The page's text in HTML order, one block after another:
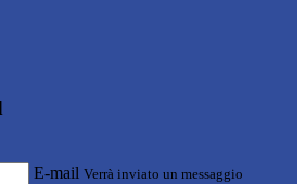
E-mail Verrà inviato un messaggio